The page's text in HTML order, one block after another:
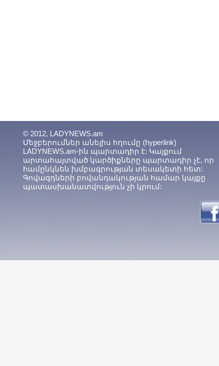
© 2012, LADYNEWS.am
Մեջբերումներ անելիս հղումը (hyperlink)
LADYNEWS.am-ին պարտադիր է: Կայքում
արտահայտված կարծիքները պարտադիր չէ, որ
համընկնեն խմբագրության տեսակետի հետ:
Գովազդների բովանդակության համար կայքը
պատասխանատվություն չի կրում: